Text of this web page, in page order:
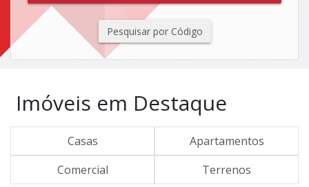
Pesquisar por Código
Imóveis em Destaque
Casas
Apartamentos
Comercial
Terrenos